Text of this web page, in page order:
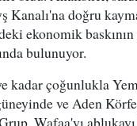
Kanalı'na doğru
ekonomik
bulunuyor.
kadar çoğunlukla
ve Aden
Wafaa'yı